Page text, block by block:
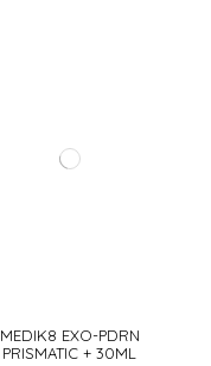
MEDIK8 EXO-PDRN
PRISMATIC + 30ML